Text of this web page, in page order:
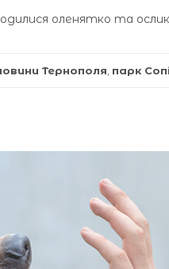
оленятко та
Тернополя парк